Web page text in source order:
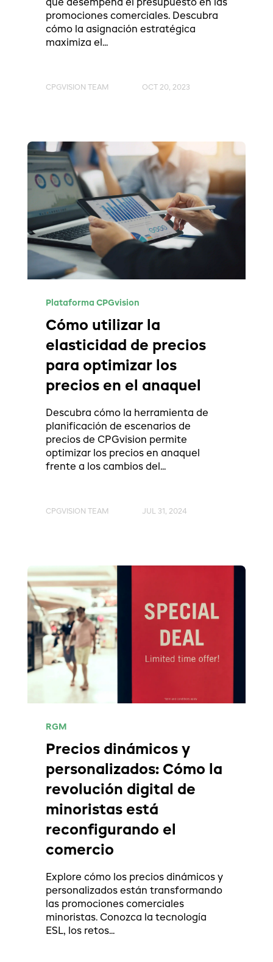
que desempeña el presupuesto en las
promociones comerciales. Descubra
cómo la asignación estratégica
maximiza el...
CPGVISION TEAM OCT 20, 2023
Plataforma CPGvision
Cómo utilizar la
elasticidad de precios
para optimizar los
precios en el anaquel
Descubra cómo la herramienta de
planificación de escenarios de
precios de CPGvision permite
optimizar los precios en anaquel
frente a los cambios del...
CPGVISION TEAM JUL 31, 2024
RGM
Precios dinámicos y
personalizados: Cómo la
revolución digital de
minoristas está
reconfigurando el
comercio
Explore cómo los precios dinámicos y
personalizados están transformando
las promociones comerciales
minoristas. Conozca la tecnología
ESL, los retos...